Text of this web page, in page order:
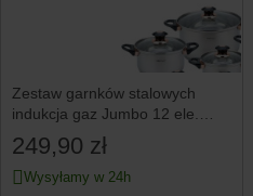
Zestaw garnków stalowych
indukcja gaz Jumbo 12 ele.
KINGHOFF Rosegold
249,90 zł
Wysyłamy w 24h